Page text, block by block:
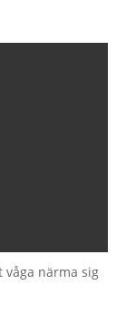
närma sig